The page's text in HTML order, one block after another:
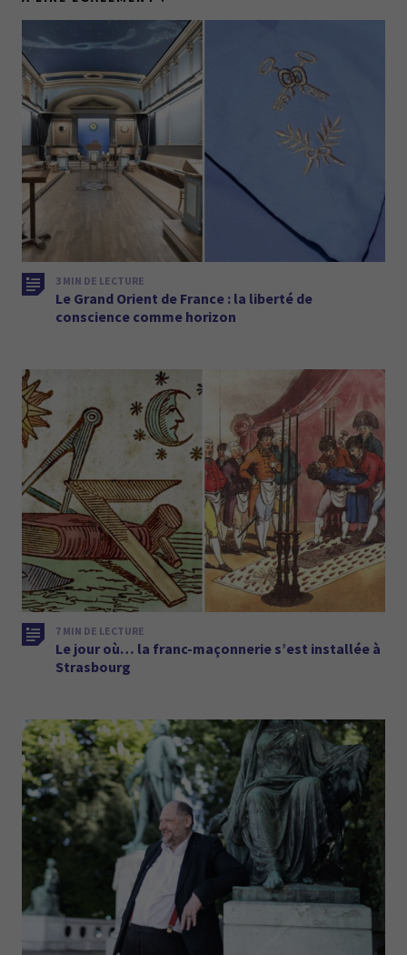
3 MIN DE LECTURE
Le Grand Orient de France : la liberté de
conscience comme horizon
7 MIN DE LECTURE
Le jour où… la franc-maçonnerie s’est installée à
Strasbourg